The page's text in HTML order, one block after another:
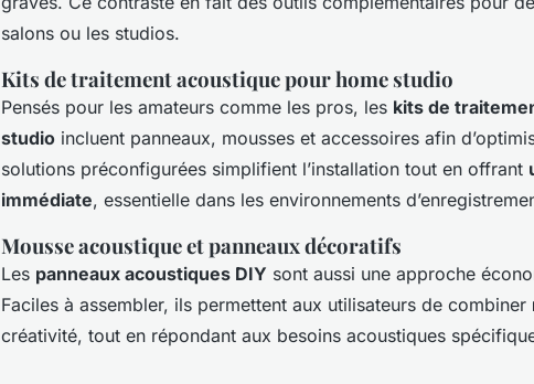
salons ou les studios.
Kits de traitement acoustique pour home studio
Pensés pour les amateurs comme les pros, les kits de
studio incluent panneaux, mousses et accessoires afin
solutions préconfigurées simplifient l’installation tout en offrant
immédiate, essentielle dans les environnements
Mousse acoustique et panneaux décoratifs
Les panneaux acoustiques DIY sont aussi une approche
Faciles à assembler, ils permettent aux utilisateurs de combiner
créativité, tout en répondant aux besoins acoustiques